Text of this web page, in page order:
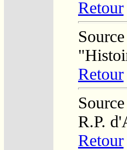
Retour
Retour
R.P.
Retour